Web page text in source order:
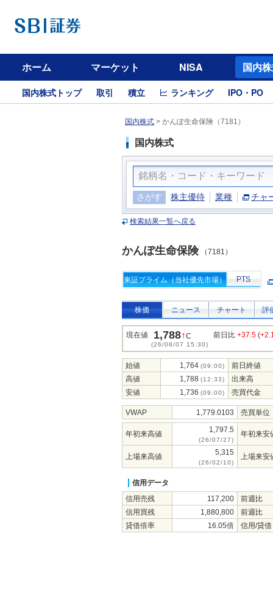
ホーム マーケット NISA 国内
国内株式トップ 取引 積立 ランキング IPO・PO
国内株式 > かんぽ生命保険（7181）
国内株式
さがす 株主優待 業種 チャ
検索結果一覧へ戻る
かんぽ生命保険（7181）
東証プライム（当社優先市場） PTS
株価 ニュース チャート 評
現在値 1,788↑C
(26/08/07 15:30)
前日比 +37.5 (
始値 1,764 (09:00)
前日終値
高値
1,788 (12:33)
出来高
安値
1,736 (09:00) 売買代金
VWAP 1,779.0103 売買単位
年初来高値 1,797.5
(26/07/27)
年初来安
上場来高値 5,315
(26/02/10)
上場来安
信用データ
信用売残
117,200
前週比
信用買残
1,880,800
前週比
貸借倍率
16.05倍 信用/貸借